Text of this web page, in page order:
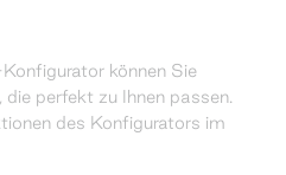
können Sie
perfekt zu Ihnen passen.
des Konfigurators im